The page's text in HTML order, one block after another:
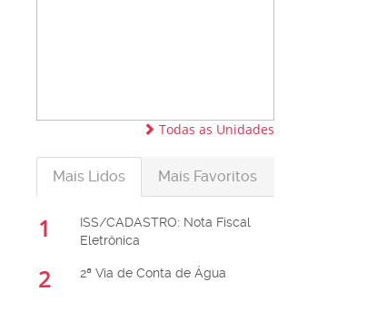
Todas as Unidades
Mais Lidos Mais Favoritos
1
ISS/CADASTRO: Nota Fiscal
Eletrônica
2 2ª Via de Conta de Água